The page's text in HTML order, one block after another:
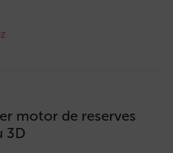
motor de reserves
3D